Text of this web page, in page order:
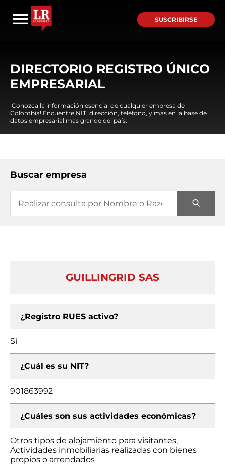
SUSCRIBIRSE
DIRECTORIO REGISTRO ÚNICO
EMPRESARIAL
¡Conozca la información esencial de cualquier empresa de
Colombia! Encuentre NIT, dirección, teléfono, y mas en la base de
datos empresarial mas grande del país.
Buscar empresa
GUILLINGRID SAS
¿Registro RUES activo?
Si
¿Cuál es su NIT?
901863992
¿Cuáles son sus actividades económicas?
Otros tipos de alojamiento para visitantes,
Actividades inmobiliarias realizadas con bienes
propios o arrendados